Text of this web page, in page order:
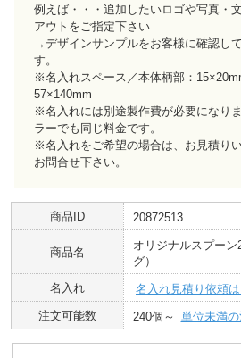
例えば・・・追加したいロゴや写真・
アウトをご指定下さい
→デザインサンプルをお客様に確認し
す。
※名入れスペース／本体柄部：
57×140mm
※名入れには別途製作費が必要になり
ラーでも同じ料金です。
※名入れをご希望の場合は、お見積り
お問合せ下さい。
商品ID 20872513
商品名
オリジナルスプー
グ）
名入れ
名入れ見積り依頼
注文可能数
240個～ 単位未満